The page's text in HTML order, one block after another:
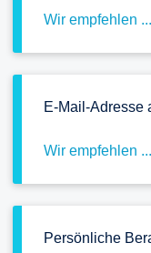
Wir empfehlen ...
E-Mail-Adresse
Wir empfehlen ...
Persönliche